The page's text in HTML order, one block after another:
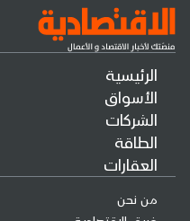
الرئيسية
الأسواق
الشركات
الطاقة
العقارات
من نحن